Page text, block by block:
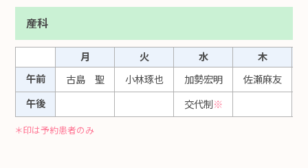
産科
月 火 水
木
午前
古島 聖 小林琢也 加勢宏明 佐瀬麻友
午後 交代制 ※
＊印は予約患者のみ